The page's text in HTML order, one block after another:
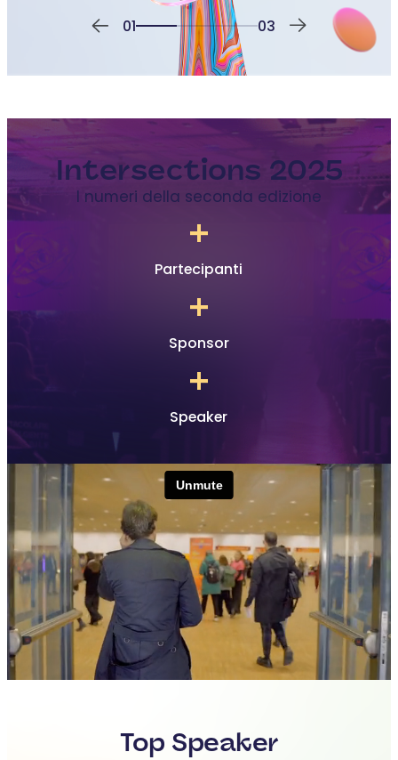
01 03
Intersections 2025
I numeri della seconda edizione
+
Partecipanti
+
Sponsor
+
Speaker
Top Speaker